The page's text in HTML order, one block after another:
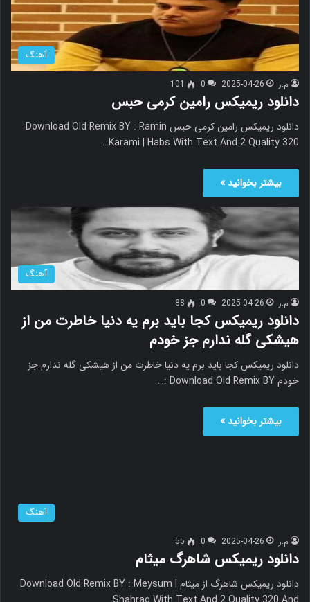
آهنگ
م.ر 2025-04-26
0
101
دانلود ریمیکس رامین کرمی حبس
دانلود ریمیکس رامین کرمی حبس Download Old Remix BY : Ramin
Karami | Habs With Text And 2 Quality 320…
بیشتر بخوانید »
آهنگ
م.ر 2025-04-26
0
88
دانلود ریمیکس کجا باید برم یه دنیا خاطرت من از
هیشکی گله ندارم جز خودم
دانلود ریمیکس کجا باید برم یه دنیا خاطرت من از هیشکی گله ندارم جز
خودم Download Old Remix BY :…
بیشتر بخوانید »
آهنگ
م.ر 2025-04-26
0
55
دانلود ریمیکس شاهرگ میثام
دانلود ریمیکس شاهرگ از میثام Download Old Remix BY : Meysum |